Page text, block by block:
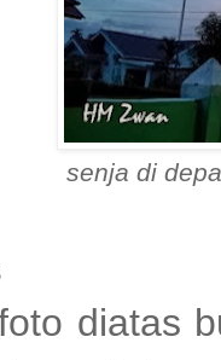
senja di
diatas